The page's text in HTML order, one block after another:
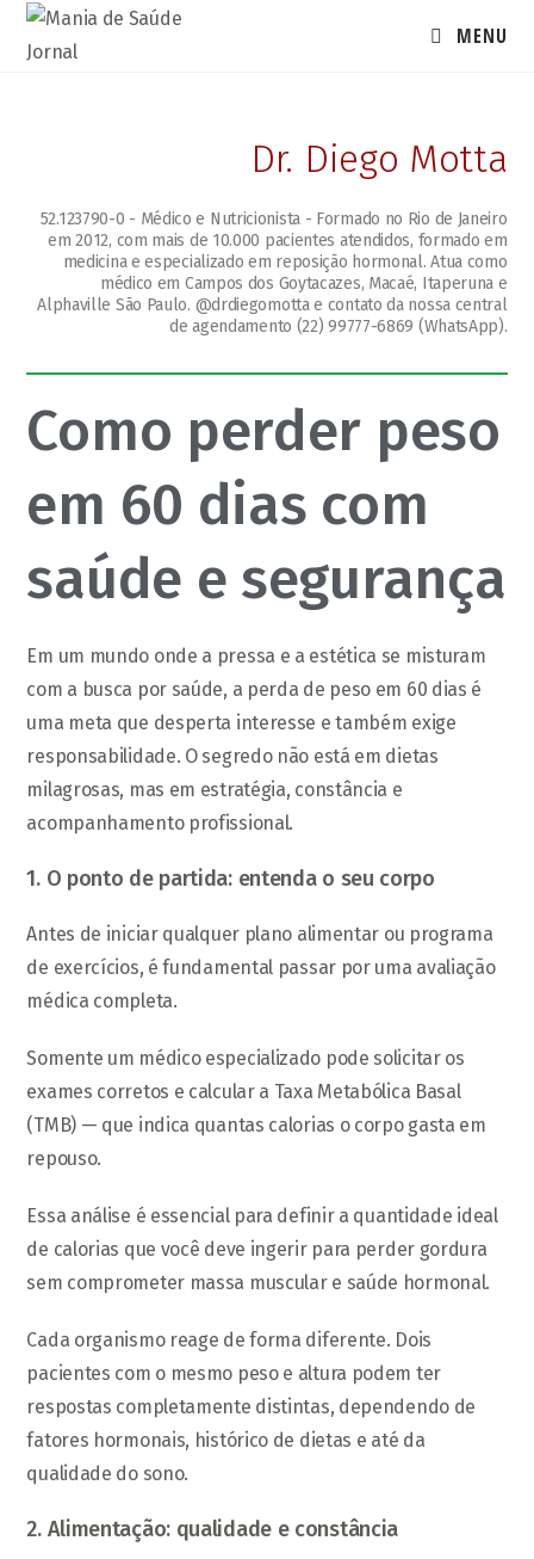
para
MENU
Dr. Diego Motta
52.123790-0 - Médico e Nutricionista - Formado no Rio de Janeiro
em 2012, com mais de 10.000 pacientes atendidos, formado em
medicina e especializado em reposição hormonal. Atua como
médico em Campos dos Goytacazes, Macaé, Itaperuna e
Alphaville São Paulo. @drdiegomotta e contato da nossa central
de agendamento (22) 99777-6869 (WhatsApp).
Como perder peso
em 60 dias com
saúde e segurança
Em um mundo onde a pressa e a estética se misturam
com a busca por saúde, a perda de peso em 60 dias é
uma meta que desperta interesse e também exige
responsabilidade. O segredo não está em dietas
milagrosas, mas em estratégia, constância e
acompanhamento profissional.
1. O ponto de partida: entenda o seu corpo
Antes de iniciar qualquer plano alimentar ou programa
de exercícios, é fundamental passar por uma avaliação
médica completa.
Somente um médico especializado pode solicitar os
exames corretos e calcular a Taxa Metabólica Basal
(TMB) — que indica quantas calorias o corpo gasta em
repouso.
Essa análise é essencial para definir a quantidade ideal
de calorias que você deve ingerir para perder gordura
sem comprometer massa muscular e saúde hormonal.
Cada organismo reage de forma diferente. Dois
pacientes com o mesmo peso e altura podem ter
respostas completamente distintas, dependendo de
fatores hormonais, histórico de dietas e até da
qualidade do sono.
2. Alimentação: qualidade e constância